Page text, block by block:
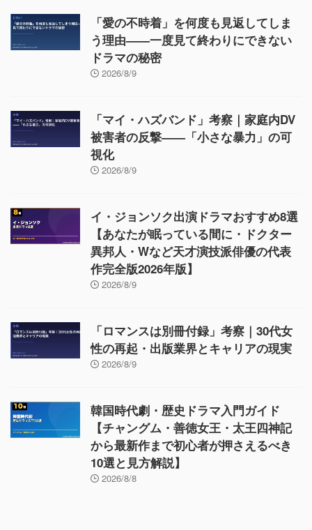
「愛の不時着」を何度も見返してしま
う理由——一度見て終わりにできない
ドラマの秘密
2026/8/9
「マイ・ハズバンド」考察｜家庭内DV
被害者の反撃——「小さな暴力」の可
視化
2026/8/9
イ・ジョンソク出演ドラマおすすめ8選
【あなたが眠っている間に・ドクター
異邦人・Wなど天才演技派俳優の代表
作完全版2026年版】
2026/8/9
「ロマンスは別冊付録」考察｜30代女
性の再起・出版業界とキャリアの現実
2026/8/9
韓国時代劇・歴史ドラマ入門ガイド
【チャングム・善徳女王・太王四神記
から最新作まで初心者が押さえるべき
10選と見方解説】
2026/8/8